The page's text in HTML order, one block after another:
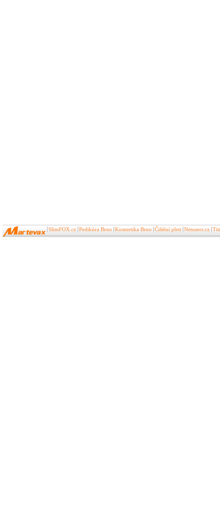
SlimFOX.cz Pedikúra Brno Kosmetika Brno Čištění pleti Netusers.cz